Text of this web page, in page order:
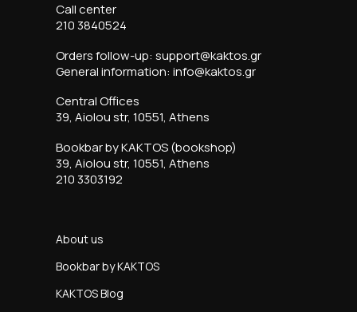
Call center
210 3840524
Orders follow-up: support@kaktos.gr
General information: info@kaktos.gr
Central Offices
39, Aiolou str, 10551, Athens
Bookbar by KAKTOS (bookshop)
39, Aiolou str, 10551, Athens
210 3303192
About us
Bookbar by KAKTOS
KAKTOS Blog